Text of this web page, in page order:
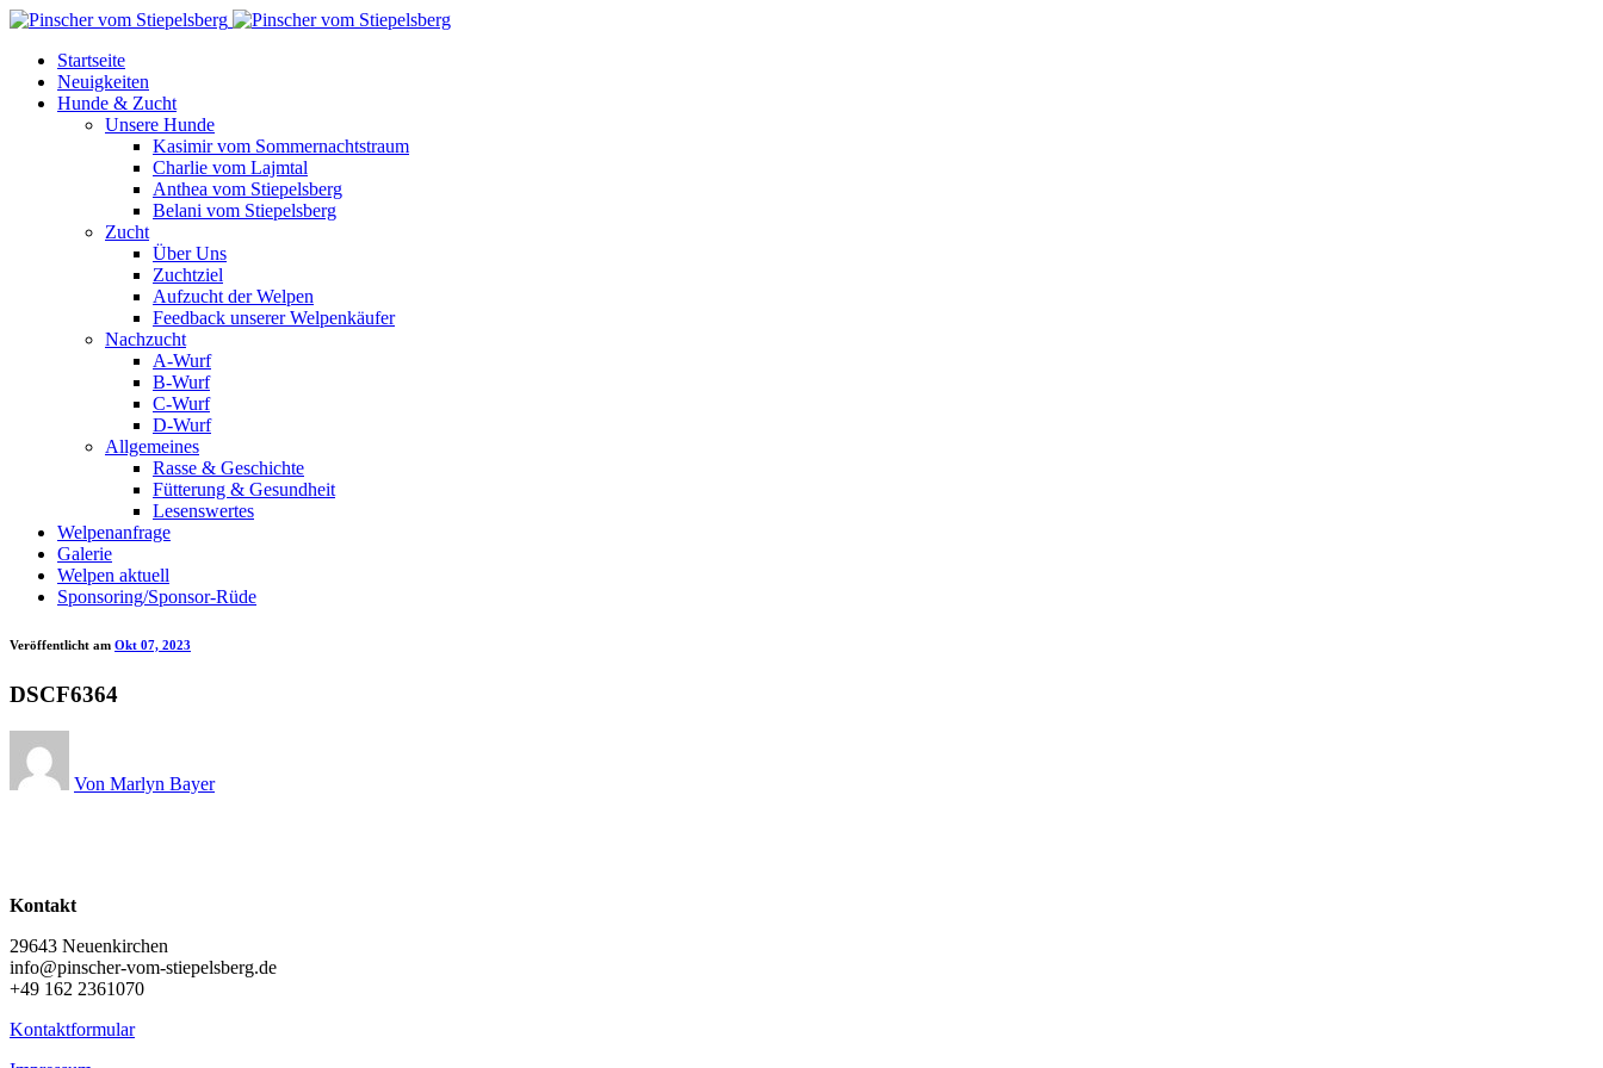
Startseite
Neuigkeiten
Hunde & Zucht
Unsere Hunde
Kasimir vom Sommernachtstraum
Charlie vom Lajmtal
Anthea vom Stiepelsberg
Belani vom Stiepelsberg
Zucht
Über Uns
Zuchtziel
Aufzucht der Welpen
Feedback unserer Welpenkäufer
Nachzucht
A-Wurf
B-Wurf
C-Wurf
D-Wurf
Allgemeines
Rasse & Geschichte
Fütterung & Gesundheit
Lesenswertes
Welpenanfrage
Galerie
Welpen aktuell
Sponsoring/Sponsor-Rüde
Veröffentlicht am Okt 07, 2023
DSCF6364
Von Marlyn Bayer
Kontakt
29643 Neuenkirchen
info@pinscher-vom-stiepelsberg.de
+49 162 2361070
Kontaktformular